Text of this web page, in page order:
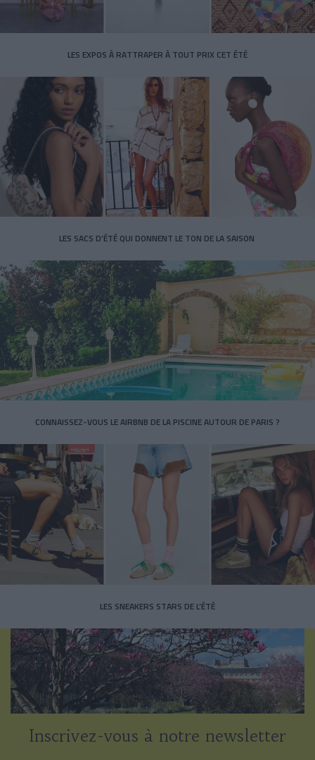
LES EXPOS À RATTRAPER À TOUT PRIX CET ÉTÉ
LES SACS D’ÉTÉ QUI DONNENT LE TON DE LA SAISON
CONNAISSEZ-VOUS LE AIRBNB DE LA PISCINE AUTOUR DE PARIS ?
LES SNEAKERS STARS DE L’ÉTÉ
Inscrivez-vous à notre newsletter